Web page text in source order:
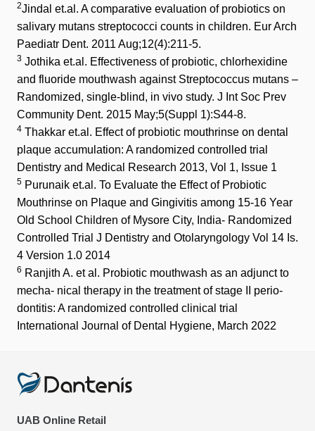
2Jindal et.al. A comparative evaluation of probiotics on
salivary mutans streptococci counts in children. Eur Arch
Paediatr Dent. 2011 Aug;12(4):211-5.
3 Jothika et.al. Effectiveness of probiotic, chlorhexidine
and fluoride mouthwash against Streptococcus mutans –
Randomized, single-blind, in vivo study. J Int Soc Prev
Community Dent. 2015 May;5(Suppl 1):S44-8.
4 Thakkar et.al. Effect of probiotic mouthrinse on dental
plaque accumulation: A randomized controlled trial
Dentistry and Medical Research 2013, Vol 1, Issue 1
5 Purunaik et.al. To Evaluate the Effect of Probiotic
Mouthrinse on Plaque and Gingivitis among 15-16 Year
Old School Children of Mysore City, India- Randomized
Controlled Trial J Dentistry and Otolaryngology Vol 14 Is.
4 Version 1.0 2014
6 Ranjith A. et al. Probiotic mouthwash as an adjunct to
mecha- nical therapy in the treatment of stage II perio-
dontitis: A randomized controlled clinical trial
International Journal of Dental Hygiene, March 2022
UAB Online Retail